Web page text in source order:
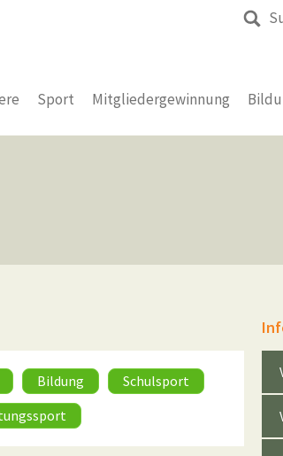
Sport Mitgliedergewinnung
Bildung
Schulsport